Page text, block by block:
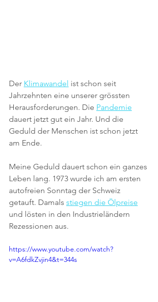
Der Klimawandel ist schon seit
Jahrzehnten eine unserer grössten
Herausforderungen. Die Pandemie
dauert jetzt gut ein Jahr. Und die
Geduld der Menschen ist schon jetzt
am Ende.
Meine Geduld dauert schon ein ganzes
Leben lang. 1973 wurde ich am ersten
autofreien Sonntag der Schweiz
getauft. Damals stiegen die Ölpreise
und lösten in den Industrieländern
Rezessionen aus.
https://www.youtube.com/watch?
v=A6fdkZvjin4&t=344s